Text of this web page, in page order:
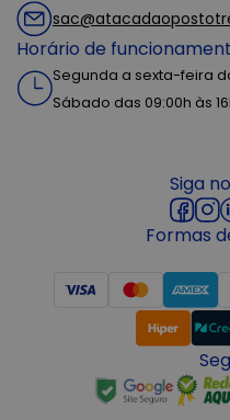
Horário de
Segunda a sexta-feira
Sábado das 09:00h às
Siga
Formas